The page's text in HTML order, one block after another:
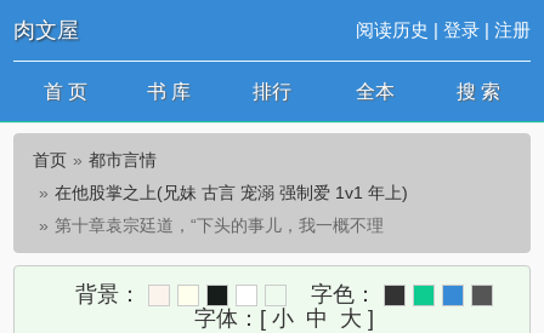
肉文屋 阅读历史 | 登录| 注册
首 页 书 库 排行 全本 搜 索
首页
都市言情
在他股掌之上(兄妹 古言 宠溺 强制爱 1v1 年上)
第十章袁宗廷道，“下头的事儿，我一概不理
背景：
字色：
字体： [ 小 中 大 ]